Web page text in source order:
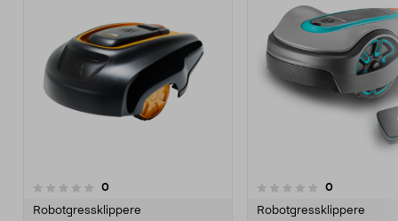
0anmeldelser
Robotgressklippere
0.0 av 5 stjerner 0anmeldelser
Robotgressklippere
0.0 av 5 stjerner